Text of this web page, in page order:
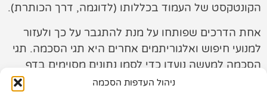
ניהול העדפות הסכמה
תיק עבודות
צור קשר
הקונטקסט של העמוד בכללותו (לדוגמה, דרך הכותרת).
אחת הדרכים שפותחו על מנת להתגבר על כך ולעזור
למנועי חיפוש ואלגוריתמים אחרים היא תגי הסכמה. תגי
הסכמה למעשה נועדו כדי לסמן נתונים מסוימים בדף
בתור כאלו שיש להם משמעות.